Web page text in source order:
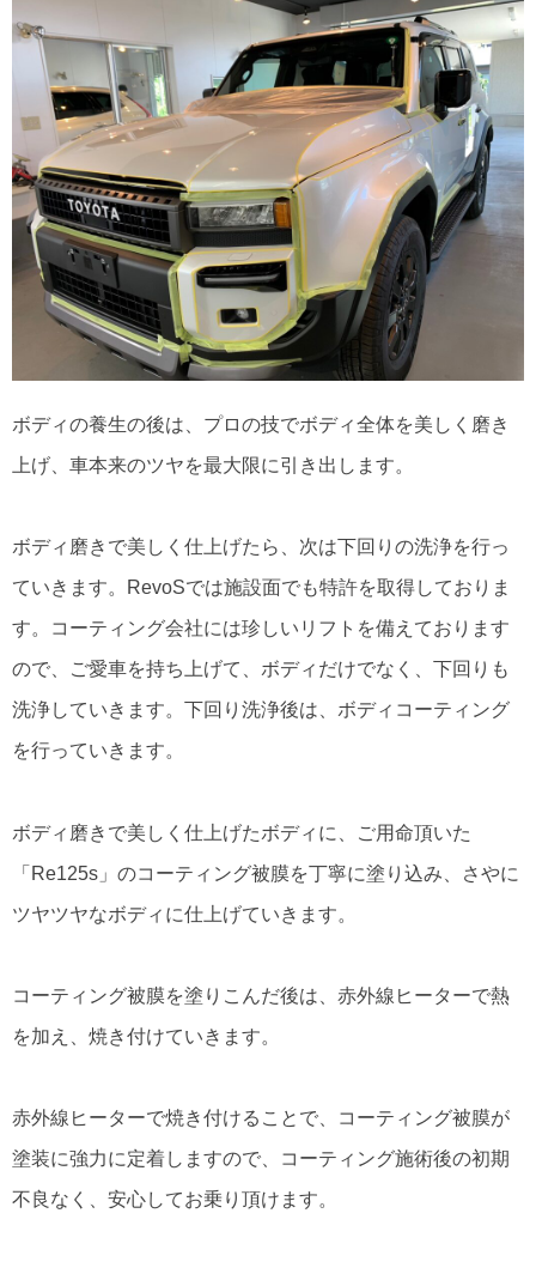
ボディの養生の後は、プロの技でボディ全体を美しく磨き
上げ、車本来のツヤを最大限に引き出します。
ボディ磨きで美しく仕上げたら、次は下回りの洗浄を行っ
ていきます。RevoSでは施設面でも特許を取得しておりま
す。コーティング会社には珍しいリフトを備えております
ので、ご愛車を持ち上げて、ボディだけでなく、下回りも
洗浄していきます。下回り洗浄後は、ボディコーティング
を行っていきます。
ボディ磨きで美しく仕上げたボディに、ご用命頂いた
「Re125s」のコーティング被膜を丁寧に塗り込み、さやに
ツヤツヤなボディに仕上げていきます。
コーティング被膜を塗りこんだ後は、赤外線ヒーターで熱
を加え、焼き付けていきます。
赤外線ヒーターで焼き付けることで、コーティング被膜が
塗装に強力に定着しますので、コーティング施術後の初期
不良なく、安心してお乗り頂けます。